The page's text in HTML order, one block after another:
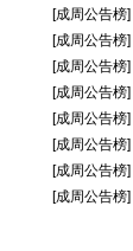
[成周公告榜]
[成周公告榜]
[成周公告榜]
[成周公告榜]
[成周公告榜]
[成周公告榜]
[成周公告榜]
[成周公告榜]